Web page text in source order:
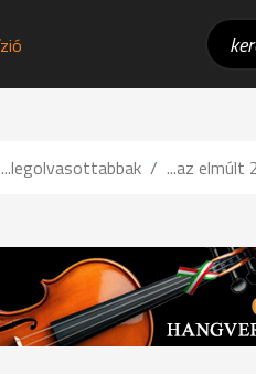
...legolvasottabbak ...az elmúlt